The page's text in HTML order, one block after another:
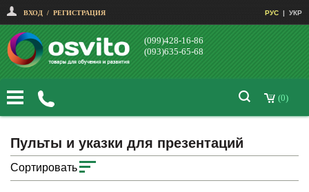
ВХОД / РЕГИСТРАЦИЯ РУС | УКР
(099)428-16-86
(093)635-65-68
(0)
Пульты и указки для презентаций
Сортировать